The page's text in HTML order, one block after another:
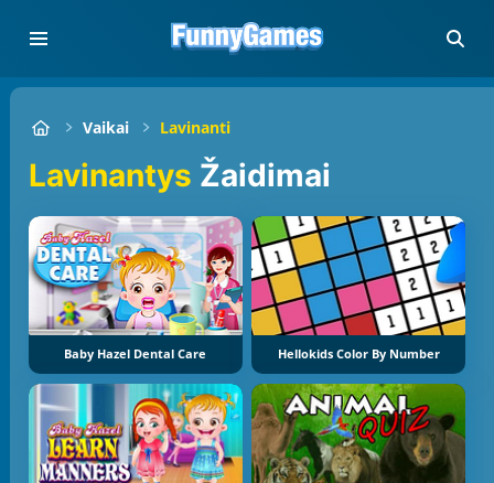
Vaikai Lavinanti
Lavinantys Žaidimai
Baby Hazel Dental Care Hellokids Color By Number